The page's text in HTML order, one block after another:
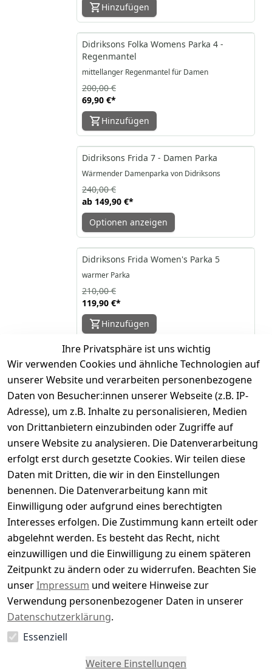
Hinzufügen
-65%
Didriksons Folka Womens Parka 4 -
Regenmantel
mittellanger Regenmantel für Damen
69,90 €*
200,00 €
Hinzufügen
-38%
Didriksons Frida 7 - Damen Parka
Wärmender Damenparka von Didriksons
ab 149,90 €*
240,00 €
Optionen anzeigen
-43%
Didriksons Frida Women's Parka 5
warmer Parka
119,90 €*
210,00 €
Hinzufügen
-43%
Didriksons Frida Womens Parka 4 -
wind- und wasserfester Wintermantel
119,90 €*
Hinzufügen
-50%
Didriksons Helle Women's Parka 5
leicht wattierter Parka
ab 99,90 €*
200,00 €
Optionen anzeigen
-45%
Didriksons Idun 2 - Damen Jacke
Stylische Damenjacke von Didriksons
ab 119,90 €
220,00 €
Ihre Privatsphäre ist uns wichtig
Wir verwenden Cookies und ähnliche Technologien auf
unserer Website und verarbeiten personenbezogene
Daten von Besucher:innen unserer Webseite (z.B. IP-
Adresse), um z.B. Inhalte zu personalisieren, Medien
von Drittanbietern einzubinden oder Zugriffe auf
unsere Website zu analysieren. Die Datenverarbeitung
erfolgt erst durch gesetzte Cookies. Wir teilen diese
Daten mit Dritten, die wir in den Einstellungen
benennen. Die Datenverarbeitung kann mit
Einwilligung oder aufgrund eines berechtigten
Interesses erfolgen. Die Zustimmung kann erteilt oder
abgelehnt werden. Es besteht das Recht, nicht
einzuwilligen und die Einwilligung zu einem späteren
Zeitpunkt zu ändern oder zu widerrufen. Beachten Sie
unserImpressum und weitere Hinweise zur
Verwendung personenbezogener Daten in unserer
Datenschutzerklärung.
Essenziell
Weitere Einstellungen